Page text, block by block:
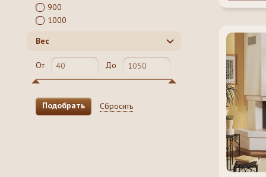
900
1000
Вес
От До
Сбросить